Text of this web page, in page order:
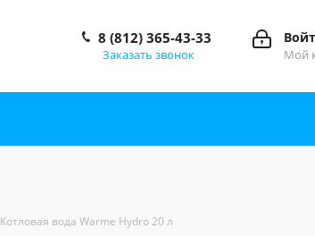
8 (812) 365-43-33
Заказать звонок
Котловая вода Warme Hydro 20 л